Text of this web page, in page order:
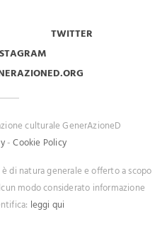
TWITTER
culturale GenerAzioneD
-Cookie Policy
di natura generale e offerto a scopo
modo considerato informazione
leggi qui